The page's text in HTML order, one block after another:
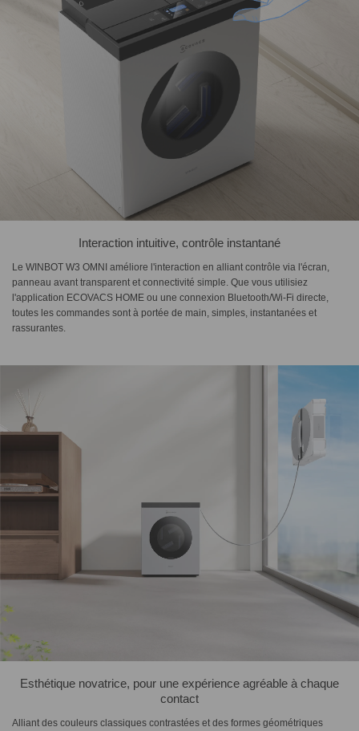
Interaction intuitive, contrôle instantané
Le WINBOT W3 OMNI améliore l'interaction en alliant contrôle via l'écran,
panneau avant transparent et connectivité simple. Que vous utilisiez
l'application ECOVACS HOME ou une connexion Bluetooth/Wi-Fi directe,
toutes les commandes sont à portée de main, simples, instantanées et
rassurantes.
Esthétique novatrice, pour une expérience agréable à chaque
contact
Alliant des couleurs classiques contrastées et des formes géométriques